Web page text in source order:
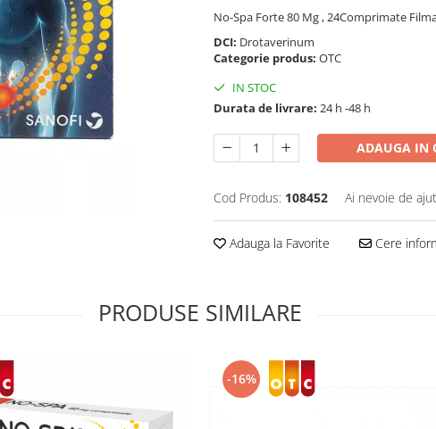
No-Spa Forte 80 Mg , 24Comprimate
DCI: Drotaverinum
Categorie produs: OTC
IN STOC
Durata de livrare: 24 h -48 h
ADAUGA IN
Cod Produs: 108452 Ai nevoie de
Adauga la Favorite Cere
PRODUSE SIMILARE
-16%